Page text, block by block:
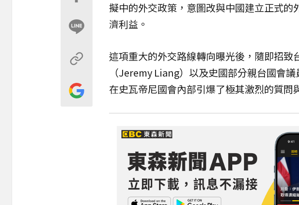
擬中的外交政策，意圖改與中國建立正式的
濟利益。
這項重大的外交路線轉向曝光後，隨即招致
（Jeremy Liang）以及史國部分親台國會
在史瓦帝尼國會內部引爆了極其激烈的質問